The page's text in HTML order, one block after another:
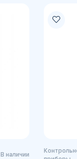
В наличии